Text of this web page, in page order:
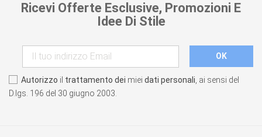
Ricevi Offerte Esclusive, Promozioni E
Idee Di Stile
Autorizzo il trattamento dei miei dati personali , ai sensi del
D.lgs. 196 del 30 giugno 2003.